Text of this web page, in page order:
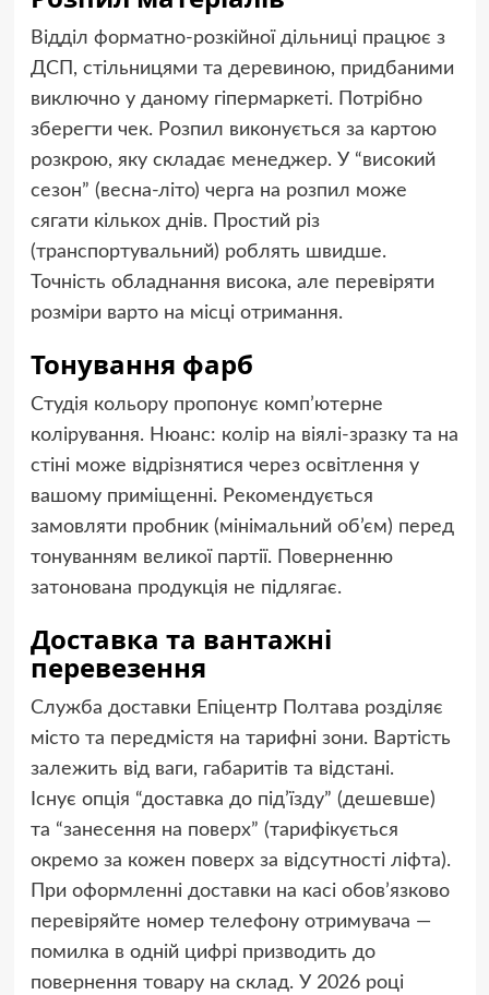
Відділ форматно-розкійної дільниці працює з
ДСП, стільницями та деревиною, придбаними
виключно у даному гіпермаркеті. Потрібно
зберегти чек. Розпил виконується за картою
розкрою, яку складає менеджер. У “високий
сезон” (весна-літо) черга на розпил може
сягати кількох днів. Простий різ
(транспортувальний) роблять швидше.
Точність обладнання висока, але перевіряти
розміри варто на місці отримання.
Тонування фарб
Студія кольору пропонує комп’ютерне
колірування. Нюанс: колір на віялі-зразку та на
стіні може відрізнятися через освітлення у
вашому приміщенні. Рекомендується
замовляти пробник (мінімальний об’єм) перед
тонуванням великої партії. Поверненню
затонована продукція не підлягає.
Доставка та вантажні
перевезення
Служба доставки Епіцентр Полтава розділяє
місто та передмістя на тарифні зони. Вартість
залежить від ваги, габаритів та відстані.
Існує опція “доставка до під’їзду” (дешевше)
та “занесення на поверх” (тарифікується
окремо за кожен поверх за відсутності ліфта).
При оформленні доставки на касі обов’язково
перевіряйте номер телефону отримувача —
помилка в одній цифрі призводить до
повернення товару на склад. У 2026 році